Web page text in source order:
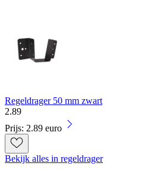
Regeldrager 50 mm zwart
2.89
Prijs: 2.89 euro
Bekijk alles in regeldrager